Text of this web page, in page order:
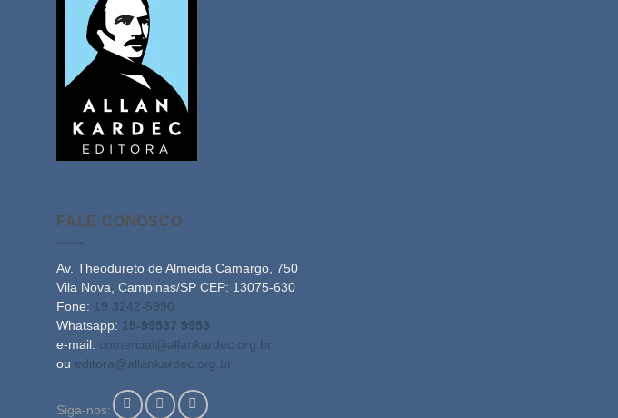
FALE CONOSCO
Av. Theodureto de Almeida Camargo, 750
Vila Nova, Campinas/SP CEP: 13075-630
Fone: 19 3242-5990
Whatsapp: 19-99537 9953
e-mail: comercial@allankardec.org.br
ou editora@allankardec.org.br
Siga-nos: